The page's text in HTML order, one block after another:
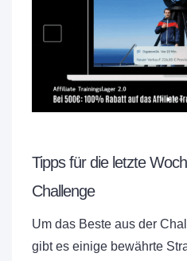
Tipps für die letzte
Challenge
Um das Beste aus der
gibt es einige bewährte